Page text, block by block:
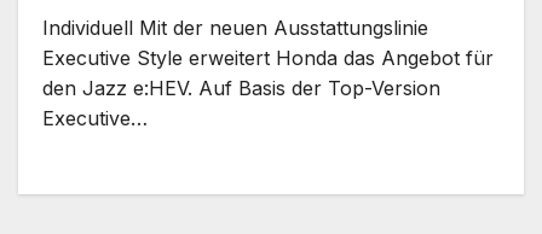
Individuell Mit der neuen Ausstattungslinie
Executive Style erweitert Honda das Angebot für
den Jazz e:HEV. Auf Basis der Top-Version
Executive…